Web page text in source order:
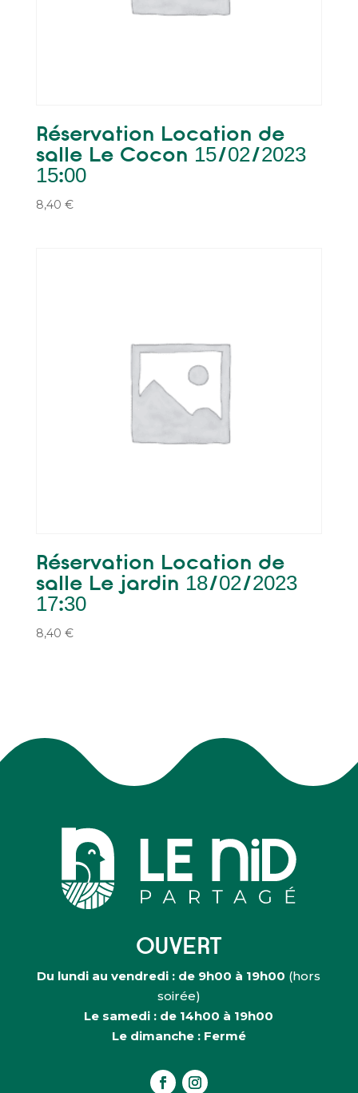
Réservation Location de
salle Le Cocon 15/02/2023
15:00
8,40 €
Réservation Location de
salle Le jardin 18/02/2023
17:30
8,40 €
OUVERT
Du lundi au vendredi : de 9h00 à 19h00 (hors
soirée)
Le samedi : de 14h00 à 19h00
Le dimanche : Fermé